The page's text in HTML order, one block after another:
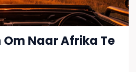
Om Naar Afrika Te